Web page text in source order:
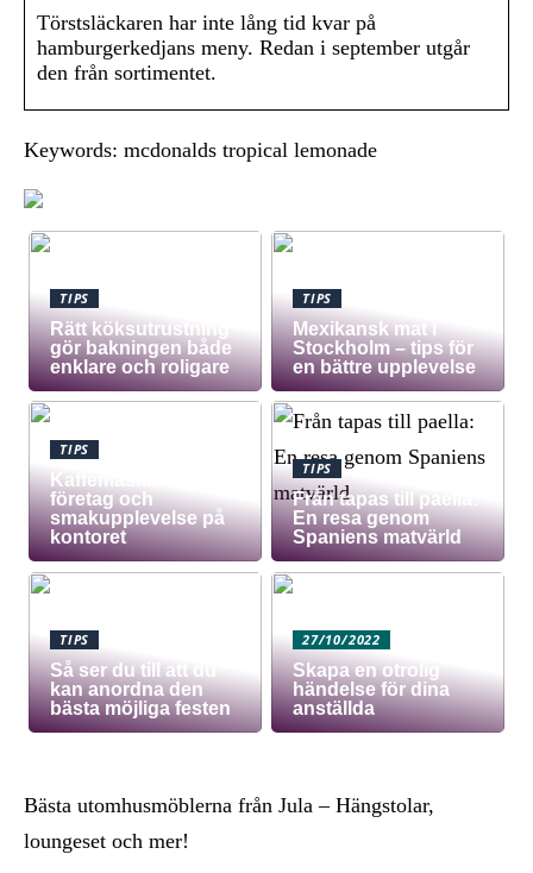
Törstsläckaren har inte lång tid kvar på
hamburgerkedjans meny. Redan i september utgår
den från sortimentet.
Keywords: mcdonalds tropical lemonade
TIPS
Rätt köksutrustning
gör bakningen både
enklare och roligare
TIPS
Mexikansk mat i
Stockholm – tips för
en bättre upplevelse
TIPS
Kaffemaskin för
företag och
smakupplevelse på
kontoret
TIPS
Från tapas till paella:
En resa genom
Spaniens matvärld
TIPS
Så ser du till att du
kan anordna den
bästa möjliga festen
27/10/2022
Skapa en otrolig
händelse för dina
anställda
Bästa utomhusmöblerna från Jula – Hängstolar,
loungeset och mer!